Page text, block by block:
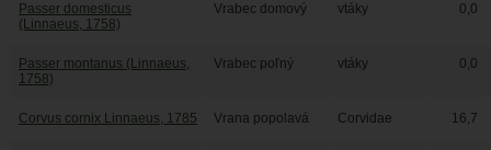
Passer domesticus
(Linnaeus, 1758)
Vrabec domový vtáky 0,0
Passer montanus (Linnaeus,
1758)
Vrabec poľný vtáky 0,0
Corvus cornix Linnaeus, 1785 Vrana popolavá Corvidae 16,7